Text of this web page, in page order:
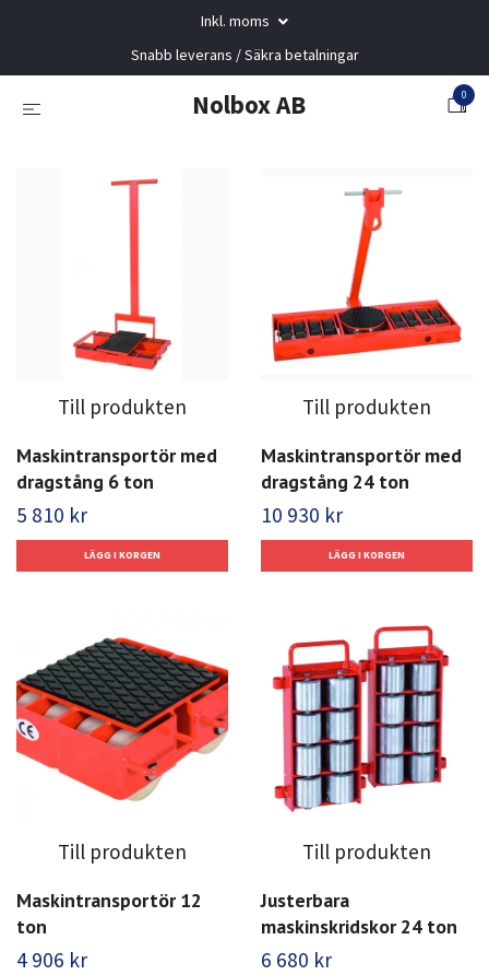
Inkl. moms
Snabb leverans / Säkra betalningar
Nolbox AB 0
Till produkten
Maskintransportör med
dragstång 6 ton
5 810 kr
Till produkten
Maskintransportör med
dragstång 24 ton
10 930 kr
Till produkten
Maskintransportör 12
ton
4 906 kr
Till produkten
Justerbara
maskinskridskor 24 ton
6 680 kr